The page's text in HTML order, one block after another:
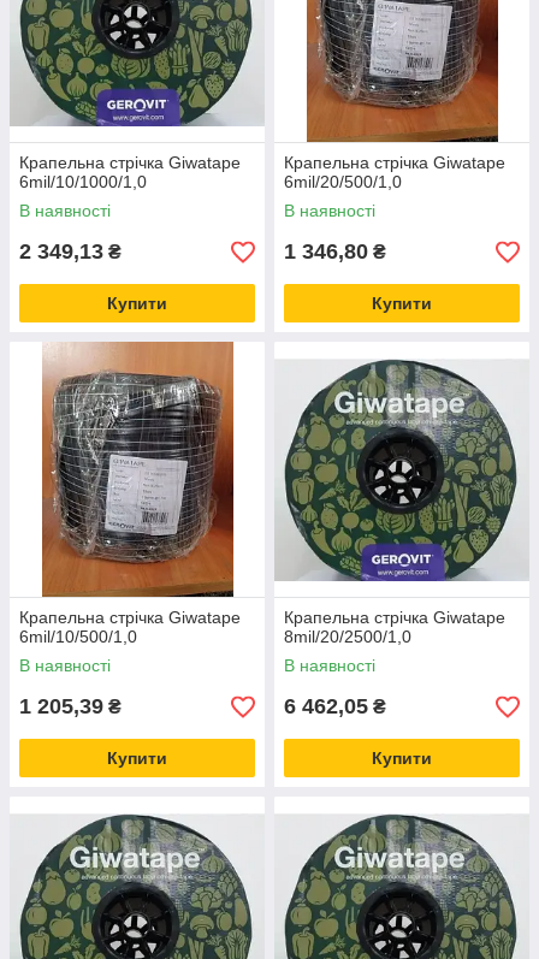
Крапельна стрічка Giwatape
6mil/10/1000/1,0
В наявності
2 349,13 ₴
Купити
Крапельна стрічка Giwatape
6mil/20/500/1,0
В наявності
1 346,80 ₴
Купити
Крапельна стрічка Giwatape
6mil/10/500/1,0
В наявності
1 205,39 ₴
Купити
Крапельна стрічка Giwatape
8mil/20/2500/1,0
В наявності
6 462,05 ₴
Купити